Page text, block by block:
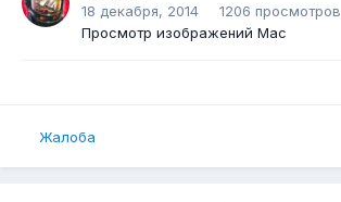
18 декабря, 2014
1206 просмотров
Просмотр изображений Mac
Жалоба